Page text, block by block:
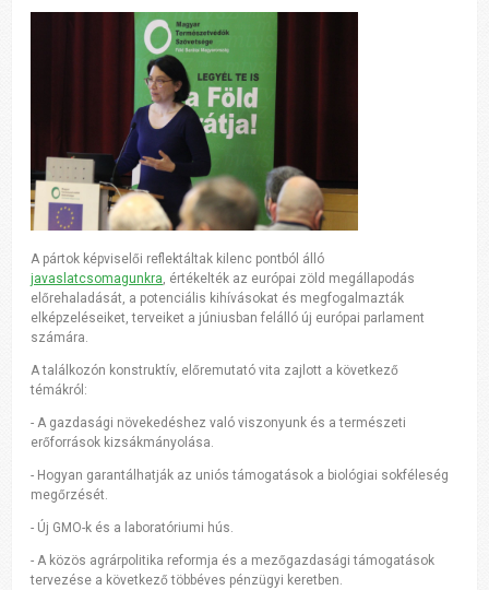
A pártok képviselői reflektáltak kilenc pontból álló
javaslatcsomagunkra, értékelték az európai zöld megállapodás
előrehaladását, a potenciális kihívásokat és megfogalmazták
elképzeléseiket, terveiket a júniusban felálló új európai parlament
számára.
A találkozón konstruktív, előremutató vita zajlott a következő
témákról:
- A gazdasági növekedéshez való viszonyunk és a természeti
erőforrások kizsákmányolása.
- Hogyan garantálhatják az uniós támogatások a biológiai sokféleség
megőrzését.
- Új GMO-k és a laboratóriumi hús.
- A közös agrárpolitika reformja és a mezőgazdasági támogatások
tervezése a következő többéves pénzügyi keretben.